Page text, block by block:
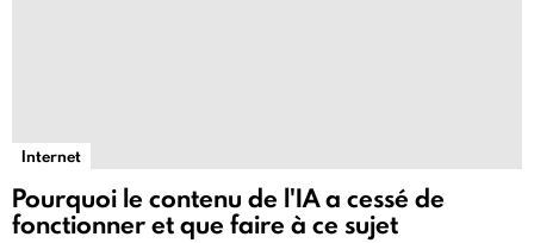
Internet
Pourquoi le contenu de l'IA a cessé de
fonctionner et que faire à ce sujet